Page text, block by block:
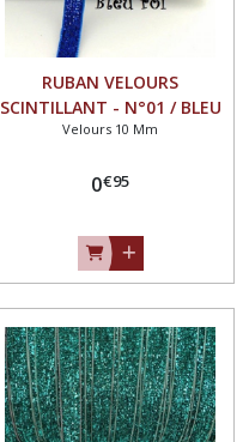
RUBAN VELOURS
SCINTILLANT - N°01 / BLEU
ROI ** 10 mm ** GALON
au mètre
Velours 10 Mm
0€95